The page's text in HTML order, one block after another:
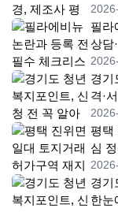
필라
상담
경기
격·
평택
심
경기
한눈